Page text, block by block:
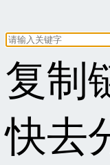
复制
快去